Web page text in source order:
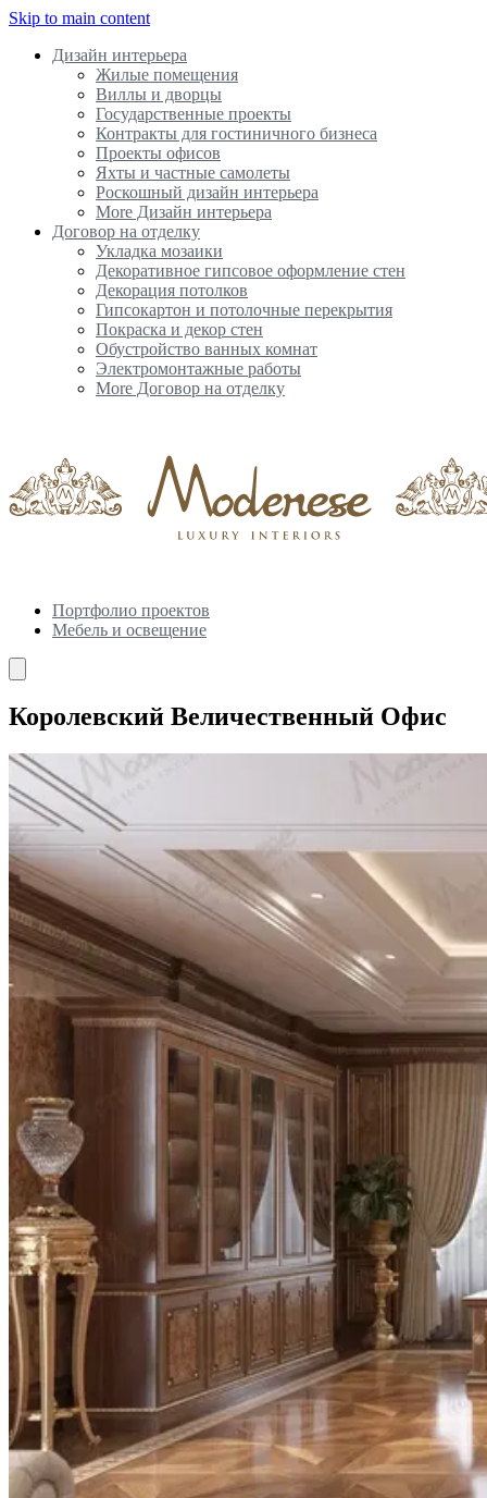
Skip to main content
Дизайн интерьера
Жилые помещения
Виллы и дворцы
Государственные проекты
Контракты для гостиничного бизнеса
Проекты офисов
Яхты и частные самолеты
Роскошный дизайн интерьера
More Дизайн интерьера
Договор на отделку
Укладка мозаики
Декоративное гипсовое оформление стен
Декорация потолков
Гипсокартон и потолочные перекрытия
Покраска и декор стен
Обустройство ванных комнат
Электромонтажные работы
More Договор на отделку
Портфолио проектов
Мебель и освещение
Королевский Величественный Офис